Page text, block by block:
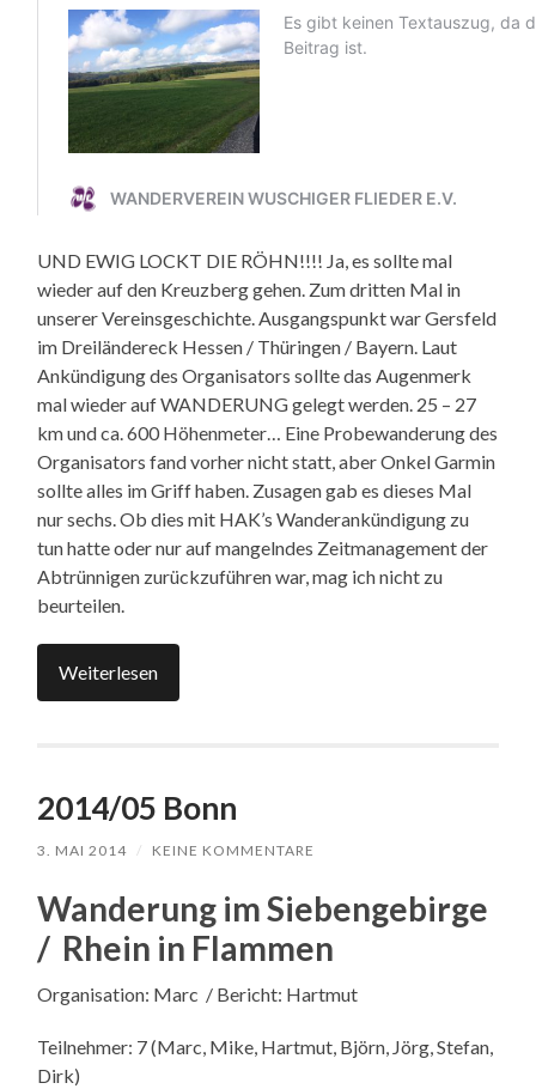
UND EWIG LOCKT DIE RÖHN!!!! Ja, es sollte mal
wieder auf den Kreuzberg gehen. Zum dritten Mal in
unserer Vereinsgeschichte. Ausgangspunkt war Gersfeld
im Dreiländereck Hessen / Thüringen / Bayern. Laut
Ankündigung des Organisators sollte das Augenmerk
mal wieder auf WANDERUNG gelegt werden. 25 – 27
km und ca. 600 Höhenmeter… Eine Probewanderung des
Organisators fand vorher nicht statt, aber Onkel Garmin
sollte alles im Griff haben. Zusagen gab es dieses Mal
nur sechs. Ob dies mit HAK’s Wanderankündigung zu
tun hatte oder nur auf mangelndes Zeitmanagement der
Abtrünnigen zurückzuführen war, mag ich nicht zu
beurteilen.
Weiterlesen
2014/05 Bonn
3. MAI 2014 / KEINE KOMMENTARE
Wanderung im Siebengebirge
/ Rhein in Flammen
Organisation: Marc / Bericht: Hartmut
Teilnehmer: 7 (Marc, Mike, Hartmut, Björn, Jörg, Stefan,
Dirk)